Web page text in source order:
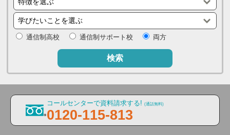
通信制高校 通信制サポート校 両方
検索
コールセンターで資料請求する! (通話無料)
0120-115-813